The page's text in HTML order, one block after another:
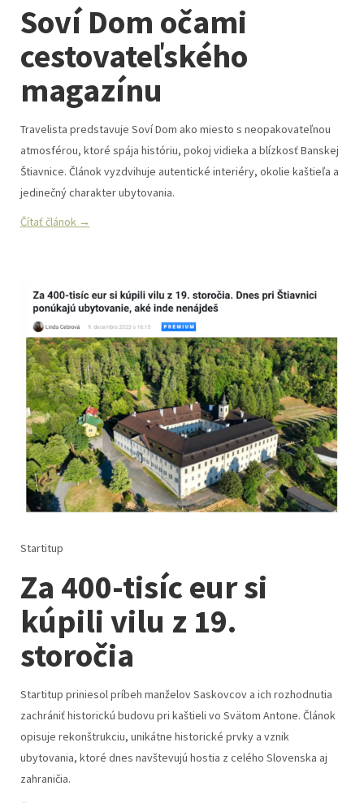
Soví Dom očami
cestovateľského
magazínu
Travelista predstavuje Soví Dom ako miesto s neopakovateľnou
atmosférou, ktoré spája históriu, pokoj vidieka a blízkosť Banskej
Štiavnice. Článok vyzdvihuje autentické interiéry, okolie kaštieľa a
jedinečný charakter ubytovania.
Čítať článok →
Startitup
Za 400-tisíc eur si
kúpili vilu z 19.
storočia
Startitup priniesol príbeh manželov Saskovcov a ich rozhodnutia
zachrániť historickú budovu pri kaštieli vo Svätom Antone. Článok
opisuje rekonštrukciu, unikátne historické prvky a vznik
ubytovania, ktoré dnes navštevujú hostia z celého Slovenska aj
zahraničia.